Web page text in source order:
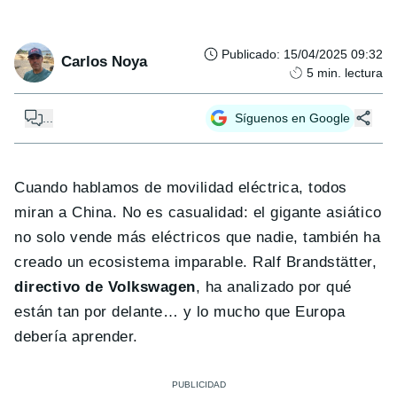
Carlos Noya Publicado: 15/04/2025 09:32
5 min. lectura
Síguenos en Google
Cuando hablamos de movilidad eléctrica, todos
miran a China. No es casualidad: el gigante asiático
no solo vende más eléctricos que nadie, también ha
creado un ecosistema imparable. Ralf Brandstätter,
directivo de Volkswagen, ha analizado por qué
están tan por delante… y lo mucho que Europa
debería aprender.